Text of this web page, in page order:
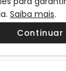
Saiba mais.
Continuar